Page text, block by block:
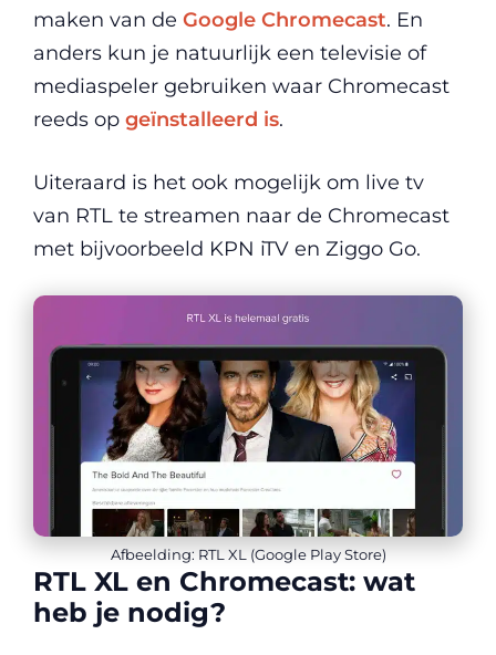
maken van de Google Chromecast. En
anders kun je natuurlijk een televisie of
mediaspeler gebruiken waar Chromecast
reeds op geïnstalleerd is.
Uiteraard is het ook mogelijk om live tv
van RTL te streamen naar de Chromecast
met bijvoorbeeld KPN iTV en Ziggo Go.
Afbeelding: RTL XL (Google Play Store)
RTL XL en Chromecast: wat
heb je nodig?